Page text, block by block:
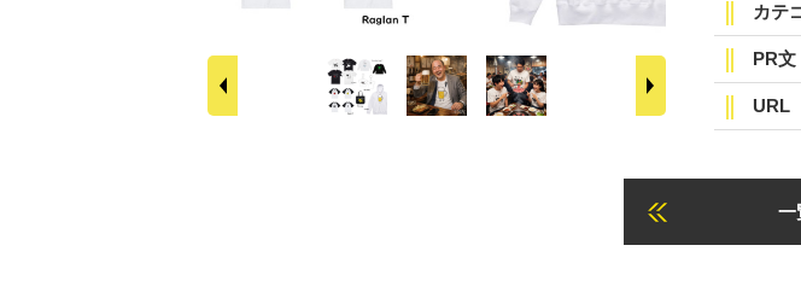
カテ
PR文
URL
一